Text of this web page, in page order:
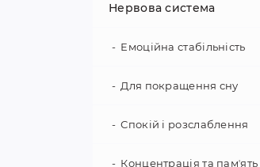
Нервова система
Емоційна стабільність
Для покращення сну
Спокій і розслаблення
Концентрація та памʼять